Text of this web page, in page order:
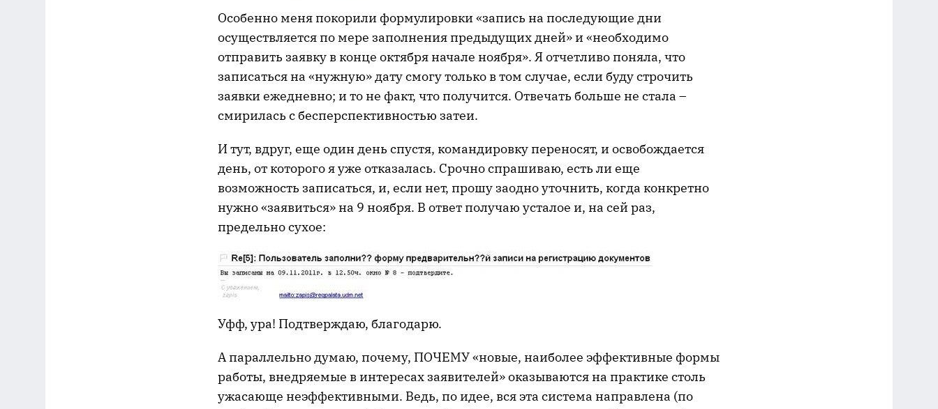
Особенно меня покорили формулировки «запись на последующие дни
осуществляется по мере заполнения предыдущих дней» и «необходимо
отправить заявку в конце октября начале ноября». Я отчетливо поняла, что
записаться на «нужную» дату смогу только в том случае, если буду строчить
заявки ежедневно; и то не факт, что получится. Отвечать больше не стала –
смирилась с бесперспективностью затеи.
И тут, вдруг, еще один день спустя, командировку переносят, и освобождается
день, от которого я уже отказалась. Срочно спрашиваю, есть ли еще
возможность записаться, и, если нет, прошу заодно уточнить, когда конкретно
нужно «заявиться» на 9 ноября. В ответ получаю усталое и, на сей раз,
предельно сухое:
Уфф, ура! Подтверждаю, благодарю.
А параллельно думаю, почему, ПОЧЕМУ «новые, наиболее эффективные формы
работы, внедряемые в интересах заявителей» оказываются на практике столь
ужасающе неэффективными. Ведь, по идее, вся эта система направлена (по